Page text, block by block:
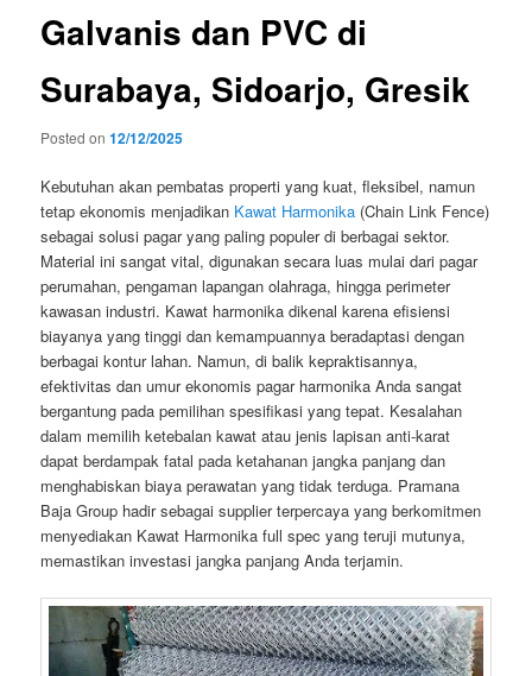
Galvanis dan PVC di
Surabaya, Sidoarjo, Gresik
Posted on12/12/2025
Kebutuhan akan pembatas properti yang kuat, fleksibel, namun
tetap ekonomis menjadikan Kawat Harmonika (Chain Link Fence)
sebagai solusi pagar yang paling populer di berbagai sektor.
Material ini sangat vital, digunakan secara luas mulai dari pagar
perumahan, pengaman lapangan olahraga, hingga perimeter
kawasan industri. Kawat harmonika dikenal karena efisiensi
biayanya yang tinggi dan kemampuannya beradaptasi dengan
berbagai kontur lahan. Namun, di balik kepraktisannya,
efektivitas dan umur ekonomis pagar harmonika Anda sangat
bergantung pada pemilihan spesifikasi yang tepat. Kesalahan
dalam memilih ketebalan kawat atau jenis lapisan anti-karat
dapat berdampak fatal pada ketahanan jangka panjang dan
menghabiskan biaya perawatan yang tidak terduga. Pramana
Baja Group hadir sebagai supplier terpercaya yang berkomitmen
menyediakan Kawat Harmonika full spec yang teruji mutunya,
memastikan investasi jangka panjang Anda terjamin.